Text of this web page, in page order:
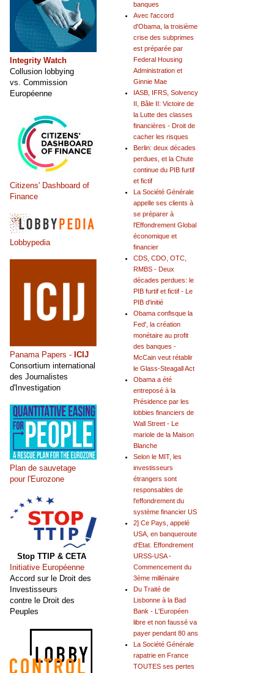
banques
Avec l'accord
d'Obama, la troisième
crise des subprimes
est préparée par
Federal Housing
Administration et
Ginnie Mae
IASB, IFRS, Solvency
II, Bâle II: Victoire de
la Lutte des classes
financières - Droit de
cacher les risques
Berlin: deux décades
perdues, et la Chute
continue du PIB furtif
et fictif
La Société Générale
appelle ses clients à
se préparer à
l'Effondrement Global
économique et
financier
CDS, CDO, OTC,
RMBS - Deux
décades perdues: le
PIB furtif et fictif - Le
PIB d'initié
Obama confisque la
Fed', la création
monétaire au profit
des banques -
McCain veut rétablir
le Glass-Steagall Act
Obama a été
entreposé à la
Présidence par les
lobbies financiers de
Wall Street - Le
mariole de la Maison
Blanche
Selon le MIT, les
investisseurs
étrangers sont
responsables de
l'effondrement du
système financier US
2] Ce Pays, appelé
USA, en banqueroute
d'Etat. Effondrement
URSS-USA -
Commencement du
3ème millénaire
Du Traité de
Lisbonne à la Bad
Bank - L'Européen
libre et non faussé va
payer pendant 80 ans
La Société Générale
rapatrie en France
TOUTES ses pertes
Integrity Watch
Collusion lobbying
vs. Commission
Européenne
Citizens' Dashboard of
Finance
Lobbypedia
Panama Papers - ICIJ
Consortium international
des Journalistes
d'Investigation
Plan de sauvetage
pour l'Eurozone
Stop TTIP & CETA
Initiative Européenne
Accord sur le Droit des
Investisseurs
contre le Droit des
Peuples